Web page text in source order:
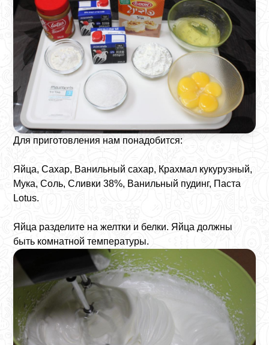
Для приготовления нам понадобится:
Яйца, Сахар, Ванильный сахар, Крахмал кукурузный,
Мука, Соль, Сливки 38%, Ванильный пудинг, Паста
Lotus.
Яйца разделите на желтки и белки. Яйца должны
быть комнатной температуры.